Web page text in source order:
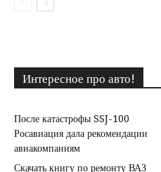
Интересное про авто!
После катастрофы SSJ-100
Росавиация дала рекомендации
авиакомпаниям
Скачать книгу по ремонту ВАЗ